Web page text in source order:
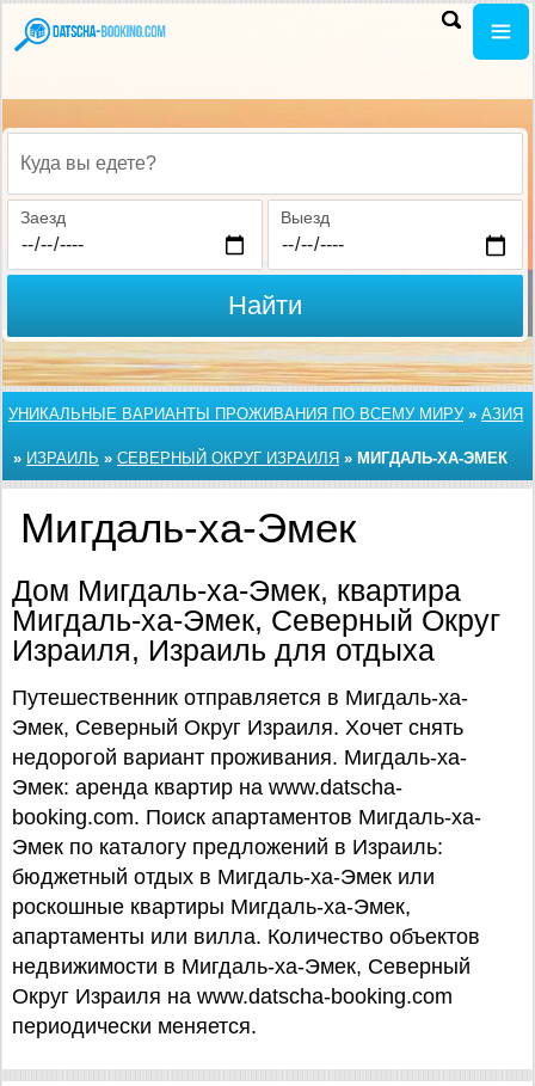
Куда вы едете?
Заезд Выезд
Найти
УНИКАЛЬНЫЕ ВАРИАНТЫ ПРОЖИВАНИЯ ПО ВСЕМУ МИРУ» АЗИЯ
» ИЗРАИЛЬ » СЕВЕРНЫЙ ОКРУГ ИЗРАИЛЯ » МИГДАЛЬ-ХА-ЭМЕК
Мигдаль-ха-Эмек
Дом Мигдаль-ха-Эмек, квартира
Мигдаль-ха-Эмек, Северный Округ
Израиля, Израиль для отдыха
Путешественник отправляется в Мигдаль-ха-
Эмек, Северный Округ Израиля. Хочет снять
недорогой вариант проживания. Мигдаль-ха-
Эмек: аренда квартир на www.datscha-
booking.com. Поиск апартаментов Мигдаль-ха-
Эмек по каталогу предложений в Израиль:
бюджетный отдых в Мигдаль-ха-Эмек или
роскошные квартиры Мигдаль-ха-Эмек,
апартаменты или вилла. Количество объектов
недвижимости в Мигдаль-ха-Эмек, Северный
Округ Израиля на www.datscha-booking.com
периодически меняется.